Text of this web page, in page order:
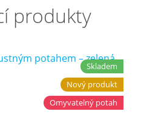
produkty
Skladem
Nový produkt
Omyvatelný potah